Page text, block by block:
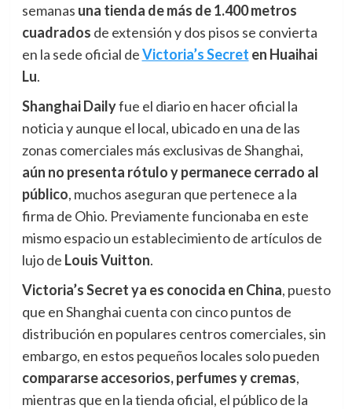
semanas una tienda de más de 1.400 metros
cuadrados de extensión y dos pisos se convierta
en la sede oficial deVictoria’s Secret en Huaihai
Lu.
Shanghai Dailyfue el diario en hacer oficial la
noticia y aunque el local, ubicado en una de las
zonas comerciales más exclusivas de Shanghai,
aún no presenta rótulo y permanece cerrado al
público, muchos aseguran que pertenece a la
firma de Ohio. Previamente funcionaba en este
mismo espacio un establecimiento de artículos de
lujo de Louis Vuitton.
Victoria’s Secret ya es conocida en China, puesto
que en Shanghai cuenta con cinco puntos de
distribución en populares centros comerciales, sin
embargo, en estos pequeños locales solo pueden
compararse accesorios, perfumes y cremas,
mientras que en la tienda oficial, el público de la